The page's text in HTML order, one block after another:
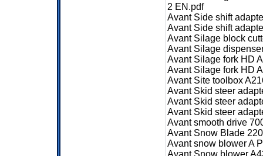
2 EN.pdf
Avant Side shift
Avant Side shift
Avant Silage block
Avant Silage
Avant Silage fork HD
Avant Silage fork HD
Avant Site toolbox
Avant Skid steer
Avant Skid steer
Avant Skid steer
Avant smooth drive
Avant Snow Blade
Avant snow blower A
Avant Snow blower